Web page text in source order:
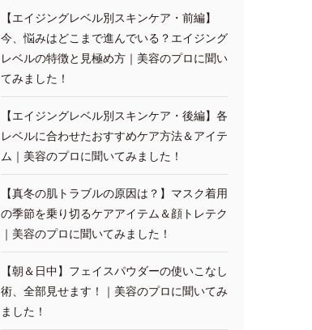
【エイジングレベル別スキンケア・前編】
今、悩みはどこまで進んでいる？エイジング
レベルの特徴と見極め方｜美容のプロに聞い
てみました！
【エイジングレベル別スキンケア・後編】各
レベルに合わせたおすすめケア方法＆アイテ
ム｜美容のプロに聞いてみました！
【真冬の肌トラブルの原因は？】マスク着用
の季節を乗り切るケアアイテム＆顔トレテク
｜美容のプロに聞いてみました！
【朝＆日中】フェイスパウダーの使いこなし
術、全部見せます！｜美容のプロに聞いてみ
ました！